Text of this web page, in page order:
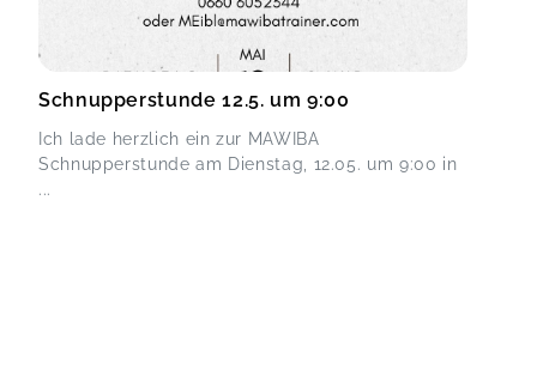
Schnupperstunde 12.5. um 9:00
Ich lade herzlich ein zur MAWIBA
Schnupperstunde am Dienstag, 12.05. um 9:00 in
...